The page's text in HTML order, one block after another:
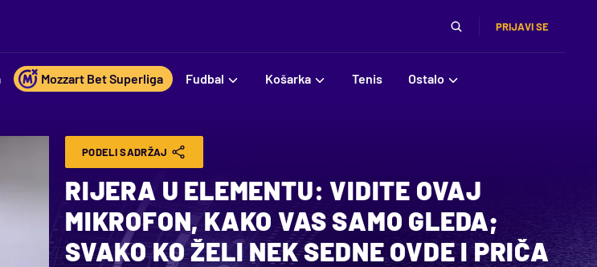
PRIJAVI SE
Mozzart Bet Superliga Fudbal Košarka Tenis Ostalo
PODELI SADRŽAJ
RIJERA U ELEMENTU: VIDITE OVAJ
MIKROFON, KAKO VAS SAMO GLEDA;
SVAKO KO ŽELI NEK SEDNE OVDE I PRIČA